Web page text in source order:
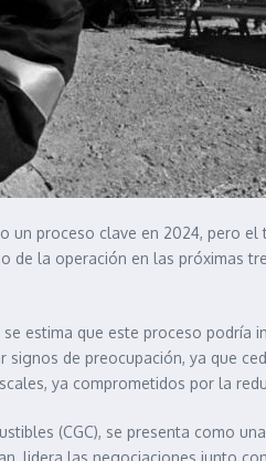
un proceso clave en 2024, pero
la operación en las próximas
estima que este proceso
de preocupación, ya que
ya comprometidos por la
(CGC), se presenta como
lidera las negociaciones junto